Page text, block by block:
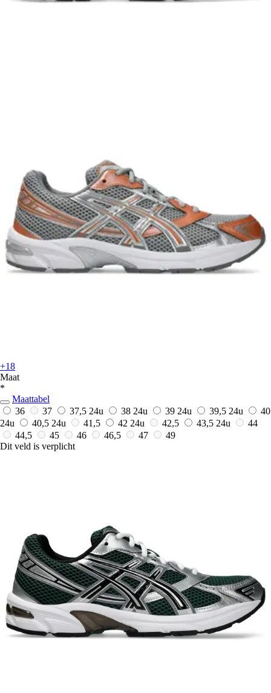
+18
Maat
*
Maattabel
36
37 37,5 24u 38 24u 39 24u 39,5 24u
40
24u
40,5 24u 41,5 42 24u 42,5 43,5 24u
44
44,5
45 46 46,5 47
49
Dit veld is verplicht